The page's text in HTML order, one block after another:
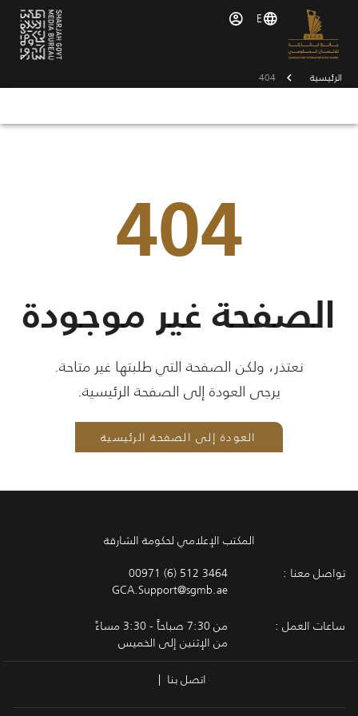
E
الرئيسية 404
404
الصفحة غير موجودة
نعتذر، ولكن الصفحة التي طلبتها غير متاحة.
يرجى العودة إلى الصفحة الرئيسية.
العودة إلى الصفحة الرئيسية
المكتب الإعلامي لحكومة الشارقة
تواصل معنا :
00971 (6) 512 3464
GCA.Support@sgmb.ae
ساعات العمل :
من 7:30 صباحاً - 3:30 مساءً
من الإثنين إلى الخميس
اتصل بنا